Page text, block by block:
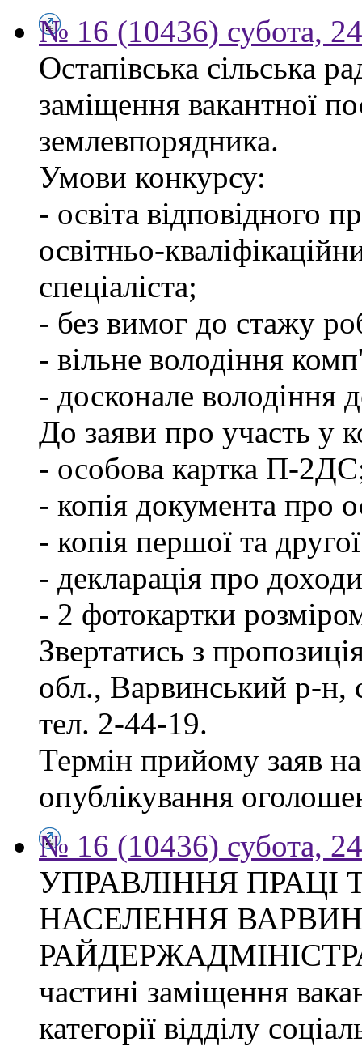
№ 16 (10436) субота,
Остапівська сільська
заміщення вакантної
землевпорядника.
Умови конкурсу:
- освіта відповідного
освітньо-
спеціаліста;
- без вимог до стажу
- вільне володіння
- досконале
До заяви про участь у
- особова картка П-
- копія документа про
- копія першої та
- декларація про
- 2 фотокартки
Звертатись з
обл., Варвинський р-н,
тел. 2-44-19.
Термін прийому заяв
опублікування
№ 16 (10436) субота,
УПРАВЛІННЯ ПРАЦІ
НАСЕЛЕННЯ
частині заміщення
категорії відділу